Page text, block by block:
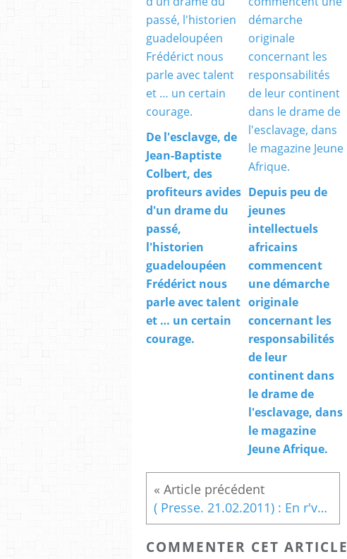
De l'esclavge, de
Jean-Baptiste
Colbert, des
profiteurs avides
d'un drame du
passé,
l'historien
guadeloupéen
Frédérict nous
parle avec talent
et … un certain
courage.
Depuis peu de
jeunes
intellectuels
africains
commencent
une démarche
originale
concernant les
responsabilités
de leur
continent dans
le drame de
l'esclavage, dans
le magazine
Jeune Afrique.
( Presse. 21.02.2011) : En r'venant d'la revue, par Renaudot.
COMMENTER CET ARTICLE